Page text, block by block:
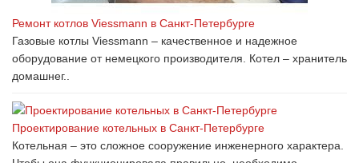
Ремонт котлов Viessmann в Санкт-Петербурге
Газовые котлы Viessmann – качественное и надежное
оборудование от немецкого производителя. Котел – хранитель
домашнег..
Проектирование котельных в Санкт-Петербурге
Котельная – это сложное сооружение инженерного характера.